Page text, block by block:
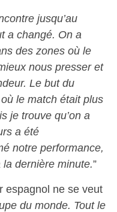
jusqu’au
a changé. On a
des zones où le
nous presser et
Le but du
le match était plus
je trouve qu’on a
a été
notre performance,
la dernière minute.”
espagnol ne se veut
du monde. Tout le